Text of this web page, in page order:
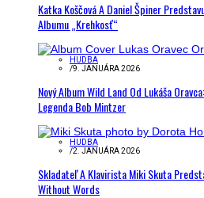
Katka Koščová A Daniel Špiner
Albumu „Krehkosť“
HUDBA
/9. JANUÁRA 2026
Nový Album Wild Land Od Lukáša
Legenda Bob Mintzer
HUDBA
/2. JANUÁRA 2026
Skladateľ A Klavirista Miki Skuta
Without Words